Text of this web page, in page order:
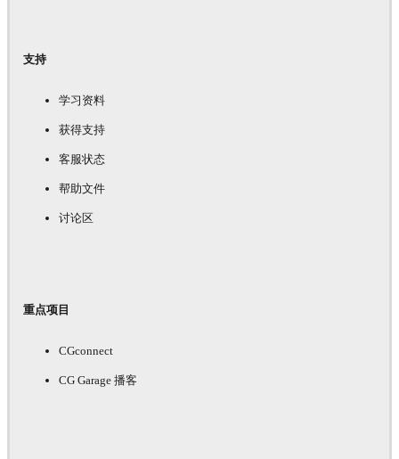
支持
学习资料
获得支持
客服状态
帮助文件
讨论区
重点项目
CGconnect
CG Garage 播客